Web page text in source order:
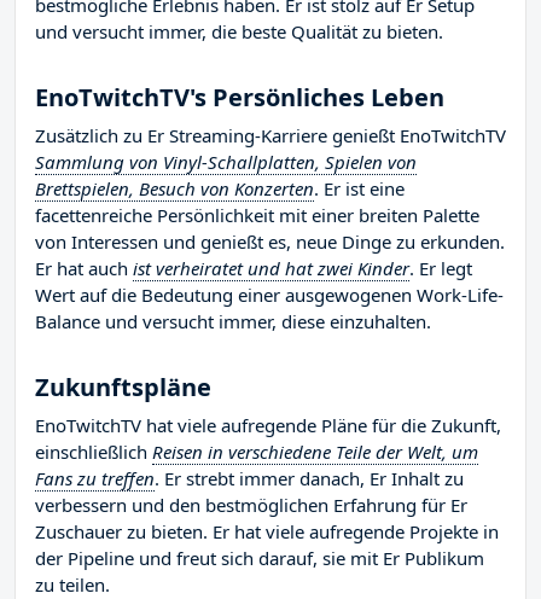
bestmögliche Erlebnis haben. Er ist stolz auf Er Setup
und versucht immer, die beste Qualität zu bieten.
EnoTwitchTV's Persönliches Leben
Zusätzlich zu Er Streaming-Karriere genießt EnoTwitchTV
Sammlung von Vinyl-Schallplatten, Spielen von
Brettspielen, Besuch von Konzerten. Er ist eine
facettenreiche Persönlichkeit mit einer breiten Palette
von Interessen und genießt es, neue Dinge zu erkunden.
Er hat auch ist verheiratet und hat zwei Kinder. Er legt
Wert auf die Bedeutung einer ausgewogenen Work-Life-
Balance und versucht immer, diese einzuhalten.
Zukunftspläne
EnoTwitchTV hat viele aufregende Pläne für die Zukunft,
einschließlich Reisen in verschiedene Teile der Welt, um
Fans zu treffen. Er strebt immer danach, Er Inhalt zu
verbessern und den bestmöglichen Erfahrung für Er
Zuschauer zu bieten. Er hat viele aufregende Projekte in
der Pipeline und freut sich darauf, sie mit Er Publikum
zu teilen.